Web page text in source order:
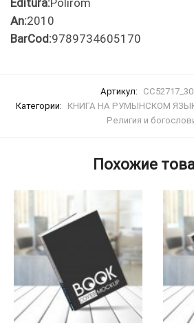
Editura:Polirom
An:2010
BarCod:9789734605170
Артикул:
Категории:
КНИГА НА РУМЫНСКОМ
Религия и
Похожие